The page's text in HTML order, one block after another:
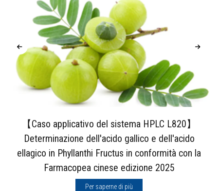
【Caso applicativo del sistema HPLC L820】
Determinazione dell'acido gallico e dell'acido
ellagico in Phyllanthi Fructus in conformità con la
Farmacopea cinese edizione 2025
Per saperne di più